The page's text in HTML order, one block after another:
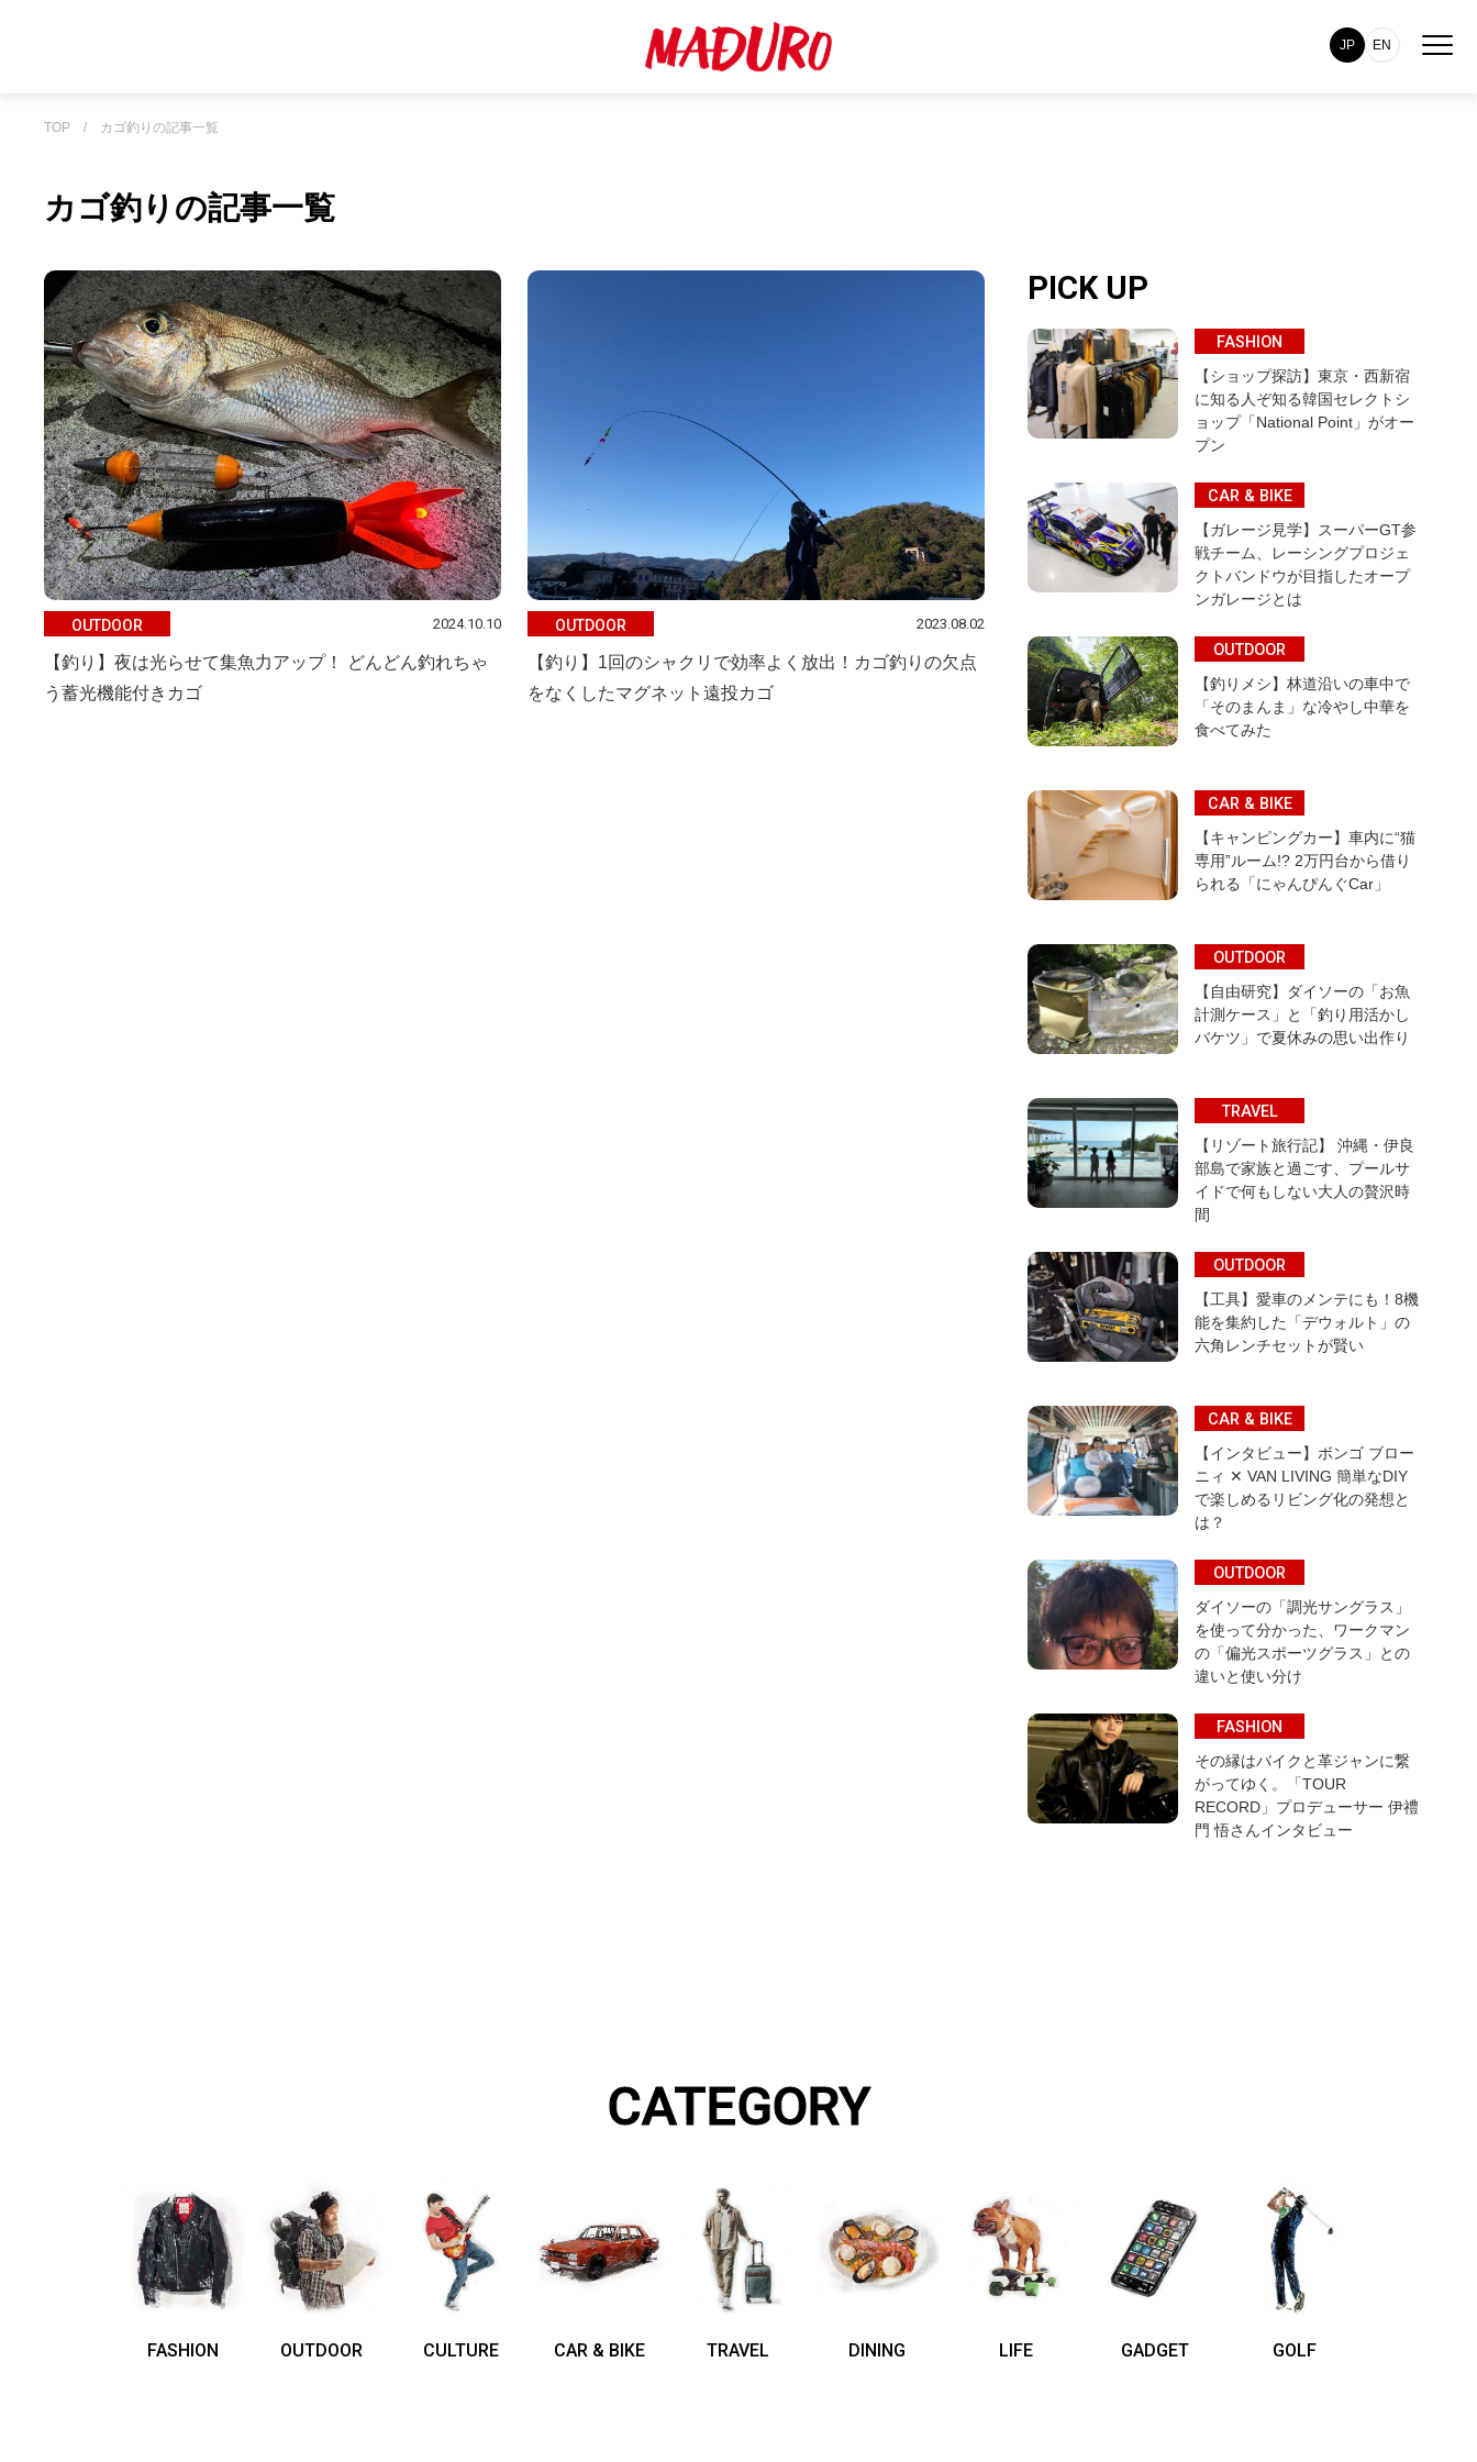
JP EN
TOP / カゴ釣りの記事一覧
カゴ釣りの記事一覧
OUTDOOR 2024.10.10
【釣り】夜は光らせて集魚力アップ！ どんどん釣れちゃ
う蓄光機能付きカゴ
OUTDOOR 2023.08.02
【釣り】1回のシャクリで効率よく放出！カゴ釣りの欠点
をなくしたマグネット遠投カゴ
PICK UP
FASHION
【ショップ探訪】東京・西新宿
に知る人ぞ知る韓国セレクトシ
ョップ「National Point」がオー
プン
CAR & BIKE
【ガレージ見学】スーパーGT参
戦チーム、レーシングプロジェ
クトバンドウが目指したオープ
ンガレージとは
OUTDOOR
【釣りメシ】林道沿いの車中で
「そのまんま」な冷やし中華を
食べてみた
CAR & BIKE
【キャンピングカー】車内に“猫
専用”ルーム!? 2万円台から借り
られる「にゃんぴんぐCar」
OUTDOOR
【自由研究】ダイソーの「お魚
計測ケース」と「釣り用活かし
バケツ」で夏休みの思い出作り
TRAVEL
【リゾート旅行記】 沖縄・伊良
部島で家族と過ごす、プールサ
イドで何もしない大人の贅沢時
間
OUTDOOR
【工具】愛車のメンテにも！8機
能を集約した「デウォルト」の
六角レンチセットが賢い
CAR & BIKE
【インタビュー】ボンゴ ブロー
ニィ ✕ VAN LIVING 簡単なDIY
で楽しめるリビング化の発想と
は？
OUTDOOR
ダイソーの「調光サングラス」
を使って分かった、ワークマン
の「偏光スポーツグラス」との
違いと使い分け
FASHION
その縁はバイクと革ジャンに繋
がってゆく。「TOUR
RECORD」プロデューサー 伊禮
門 悟さんインタビュー
CATEGORY
FASHION OUTDOOR CULTURE CAR & BIKE TRAVEL DINING LIFE GADGET GOLF